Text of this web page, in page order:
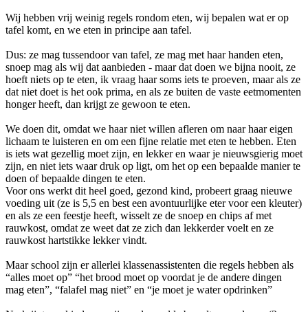
Wij hebben vrij weinig regels rondom eten, wij bepalen wat er op
tafel komt, en we eten in principe aan tafel.
Dus: ze mag tussendoor van tafel, ze mag met haar handen eten,
snoep mag als wij dat aanbieden - maar dat doen we bijna nooit, ze
hoeft niets op te eten, ik vraag haar soms iets te proeven, maar als ze
dat niet doet is het ook prima, en als ze buiten de vaste eetmomenten
honger heeft, dan krijgt ze gewoon te eten.
We doen dit, omdat we haar niet willen afleren om naar haar eigen
lichaam te luisteren en om een fijne relatie met eten te hebben. Eten
is iets wat gezellig moet zijn, en lekker en waar je nieuwsgierig moet
zijn, en niet iets waar druk op ligt, om het op een bepaalde manier te
doen of bepaalde dingen te eten.
Voor ons werkt dit heel goed, gezond kind, probeert graag nieuwe
voeding uit (ze is 5,5 en best een avontuurlijke eter voor een kleuter)
en als ze een feestje heeft, wisselt ze de snoep en chips af met
rauwkost, omdat ze weet dat ze zich dan lekkerder voelt en ze
rauwkost hartstikke lekker vindt.
Maar school zijn er allerlei klassenassistenten die regels hebben als
“alles moet op” “het brood moet op voordat je de andere dingen
mag eten”, “falafel mag niet” en “je moet je water opdrinken”